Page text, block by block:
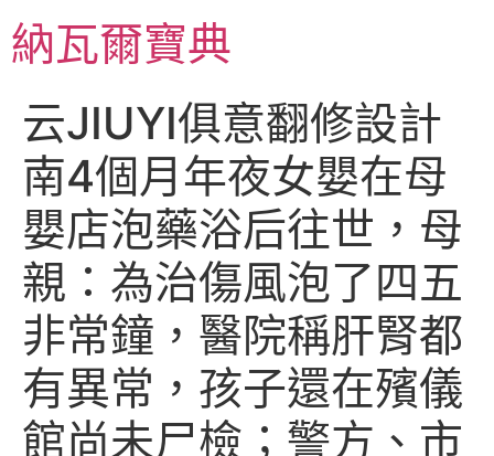
至
主納瓦爾寶典
云JIUYI俱意翻修設計
南4個月年夜女嬰在母
嬰店泡藥浴后往世，母
親：為治傷風泡了四五
非常鐘，醫院稱肝腎都
有異常，孩子還在殯儀
館尚未尸檢；警方、市